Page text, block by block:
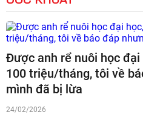
Được anh rể nuôi học
100 triệu/tháng, tôi về
mình đã bị lừa
24/02/2026